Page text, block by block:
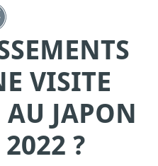
VISITE
JAPON
2022 ?